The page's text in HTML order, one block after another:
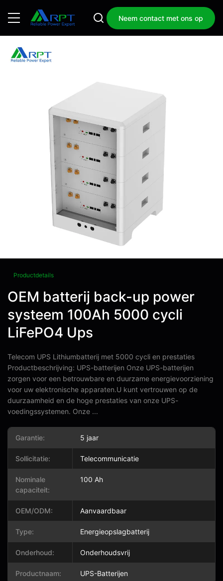
Neem contact met ons op
Productdetails
OEM batterij back-up power
systeem 100Ah 5000 cycli
LiFePO4 Ups
Telecom UPS Lithiumbatterij met 5000 cycli en prestaties
Productbeschrijving: UPS-batterijen Onze UPS-batterijen
zorgen voor een betrouwbare en duurzame energievoorziening
voor uw elektronische apparaten.U kunt vertrouwen op de
duurzaamheid en de hoge prestaties van onze UPS-
voedingssystemen. Onze ...
Garantie: 5 jaar
Sollicitatie: Telecommunicatie
Nominale
capaciteit:
100 Ah
OEM/ODM: Aanvaardbaar
Type: Energieopslagbatterij
Onderhoud: Onderhoudsvrij
Productnaam: UPS-Batterijen